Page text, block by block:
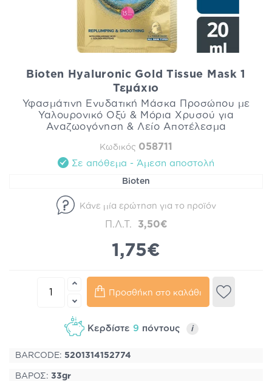
Bioten Hyaluronic Gold Tissue Mask 1
Τεμάχιο
Υφασμάτινη Ενυδατική Μάσκα Προσώπου με
Υαλουρονικό Οξύ & Μόρια Χρυσού για
Αναζωογόνηση & Λείο Αποτέλεσμα
Κωδικός 058711
Σε απόθεμα - Άμεση αποστολή
Bioten
Κάνε μία ερώτηση για το προϊόν
Π.Λ.Τ. 3,50€
1,75€
Προσθήκη στο καλάθι
Κερδίστε 9 πόντους i
BARCODE: 5201314152774
ΒΑΡΟΣ: 33gr